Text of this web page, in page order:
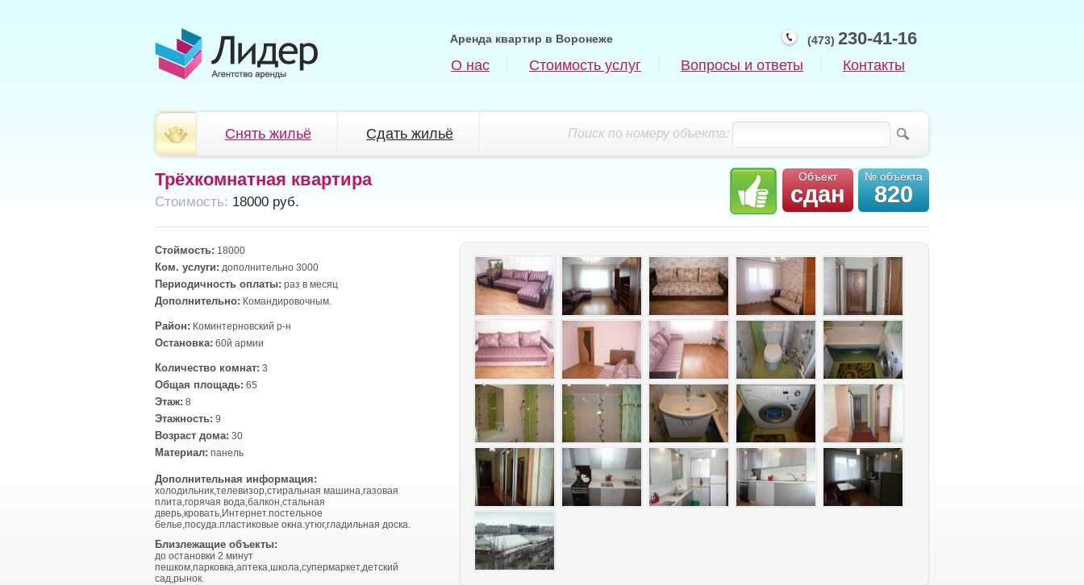
(473) 230-41-16
Аренда квартир в Воронеже
О нас Стоимость услуг Вопросы и ответы Контакты
Поиск по номеру объекта:
Снять жильё Сдать жильё
Объект
сдан
№ объекта
820
Трёхкомнатная квартира
Cтоимость: 18000 руб.
Стоймость: 18000
Ком. услуги: дополнительно 3000
Периодичность оплаты: раз в месяц
Дополнительно: Командировочным.
Район: Коминтерновский р-н
Остановка: 60й армии
Количество комнат: 3
Общая площадь: 65
Этаж: 8
Этажность: 9
Возраст дома: 30
Материал: панель
Дополнительная информация:
холодильник,телевизор,стиральная машина,газовая
плита,горячая вода,балкон,стальная
дверь,кровать,Интернет.постельное
белье,посуда.пластиковые окна.утюг,гладильная доска.
Близлежащие объекты:
до остановки 2 минут
пешком,парковка,аптека,школа,супермаркет,детский
сад,рынок.